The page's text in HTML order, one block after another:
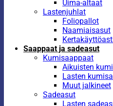
Uima-altaat
Lastenjuhlat
Foliopallot
Naamiaisasut
Saappaat ja sadeasut
Kumisaappaat
Aikuisten
Lasten
Muut jalkineet
Sadeasut
Lasten